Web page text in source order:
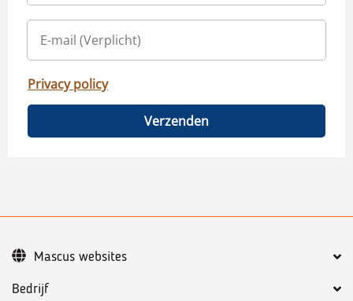
Privacy policy
Verzenden
Bedrijf
Mascus websites